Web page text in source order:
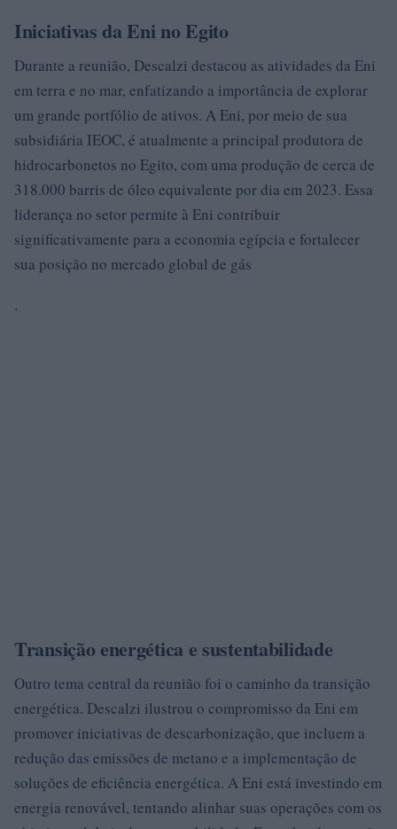
Iniciativas da Eni no Egito
Durante a reunião, Descalzi destacou as atividades da Eni
em terra e no mar, enfatizando a importância de explorar
um grande portfólio de ativos. A Eni, por meio de sua
subsidiária IEOC, é atualmente a principal produtora de
hidrocarbonetos no Egito, com uma produção de cerca de
318.000 barris de óleo equivalente por dia em 2023. Essa
liderança no setor permite à Eni contribuir
significativamente para a economia egípcia e fortalecer
sua posição no mercado global de gás
.
Transição energética e sustentabilidade
Outro tema central da reunião foi o caminho da transição
energética. Descalzi ilustrou o compromisso da Eni em
promover iniciativas de descarbonização, que incluem a
redução das emissões de metano e a implementação de
soluções de eficiência energética. A Eni está investindo em
energia renovável, tentando alinhar suas operações com os